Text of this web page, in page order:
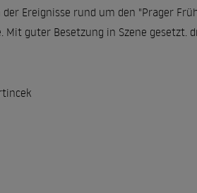
Ereignisse rund um den "Prager
guter Besetzung in Szene gesetzt.